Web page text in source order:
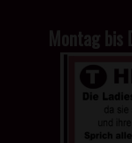
Montag bis